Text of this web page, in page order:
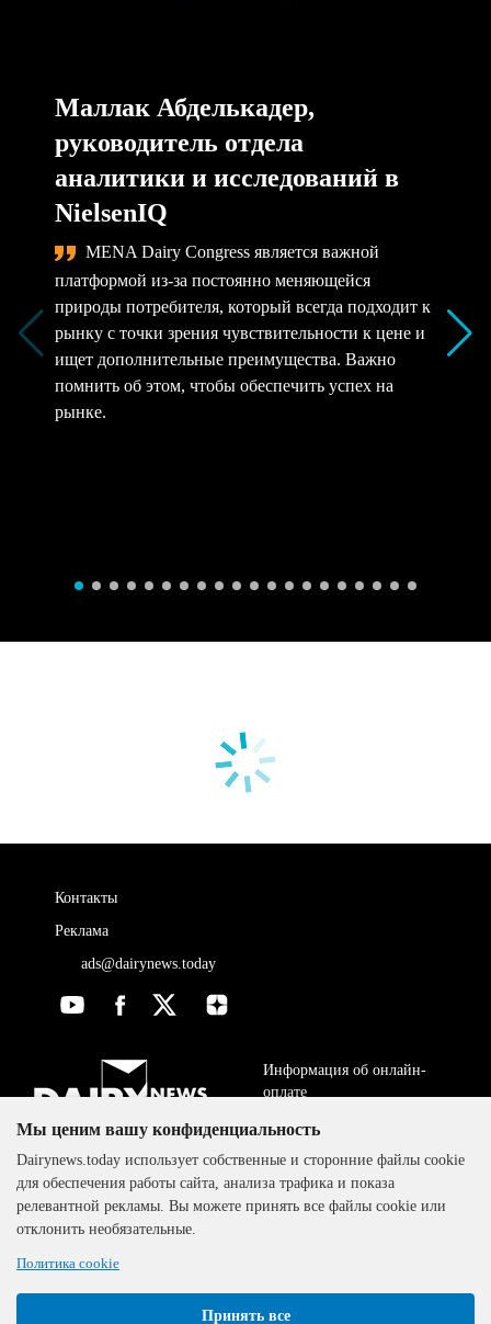
Маллак Абделькадер,
руководитель отдела
аналитики и исследований в
NielsenIQ
MENA Dairy Congress является важной
платформой из-за постоянно меняющейся
природы потребителя, который всегда подходит к
рынку с точки зрения чувствительности к цене и
ищет дополнительные преимущества. Важно
помнить об этом, чтобы обеспечить успех на
рынке.
Контакты
Реклама
ads@dairynews.today
The DairyNews, все права
защищены, 2000-2024
Информация об онлайн-
оплате
ДОГОВОР-ОФЕРТА
Политика
конфиденциальности
Мы ценим вашу конфиденциальность
Dairynews.today использует собственные и сторонние файлы cookie
для обеспечения работы сайта, анализа трафика и показа
релевантной рекламы. Вы можете принять все файлы cookie или
отклонить необязательные.
Политика cookie
Принять все